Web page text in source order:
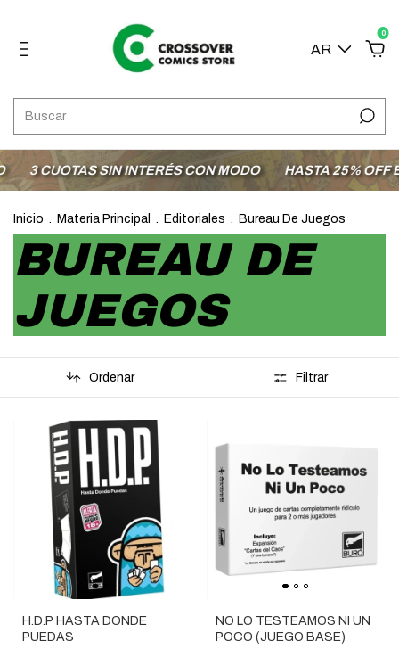
AR
0
SIN INTERÉS CON MODO HASTA 25% OFF EN LA
Inicio . Materia Principal . Editoriales . Bureau De Juegos
BUREAU DE
JUEGOS
Ordenar Filtrar
H.D.P HASTA DONDE
PUEDAS
NO LO TESTEAMOS NI UN
POCO (JUEGO BASE)